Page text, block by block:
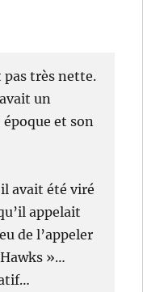
pas très nette.
un
et son
avait été viré
appelait
de l’appeler
»…